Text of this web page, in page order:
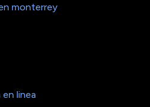
monterrey
linea